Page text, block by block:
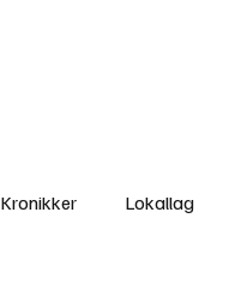
Kronikker Lokallag